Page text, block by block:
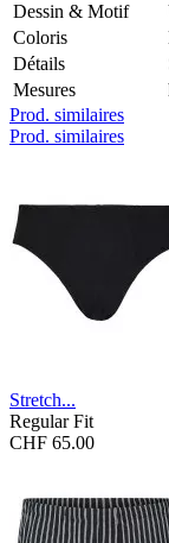
Dessin & Motif
Coloris
Détails
Mesures
Prod. similaires
Prod. similaires
Stretch...
Regular Fit
CHF 65.00